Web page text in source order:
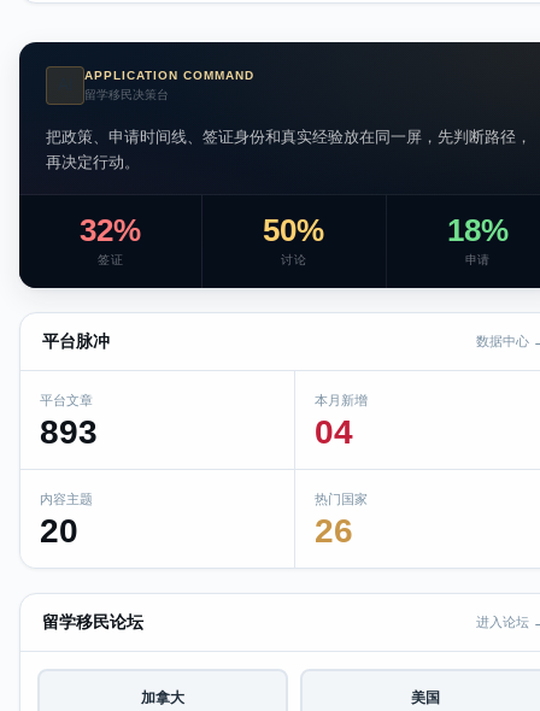
APPLICATION COMMAND
留学移民决策台
把政策、申请时间线、签证身份和真实经验放在同一屏，先判断路径，
再决定行动。
32%
签证
50%
讨论
18%
申请
平台脉冲 数据中心
平台文章
893
本月新增
04
内容主题
20
热门国家
26
留学移民论坛 进入论坛
加拿大 美国